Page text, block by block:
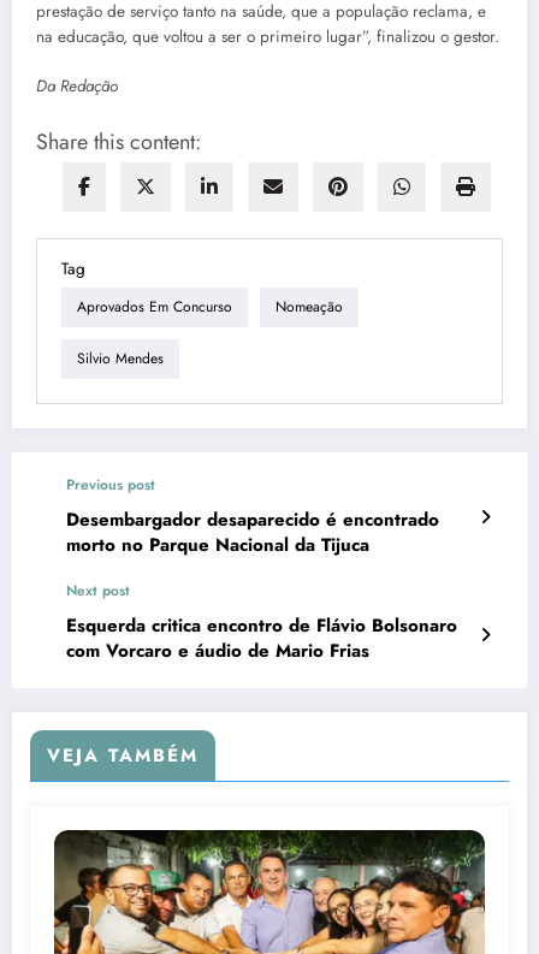
prestação de serviço tanto na saúde, que a população reclama, e
na educação, que voltou a ser o primeiro lugar”, finalizou o gestor.
Da Redação
Share this content:
Tag
Aprovados Em Concurso Nomeação
Silvio Mendes
Previous post
Desembargador desaparecido é encontrado
morto no Parque Nacional da Tijuca
Next post
Esquerda critica encontro de Flávio Bolsonaro
com Vorcaro e áudio de Mario Frias
VEJA TAMBÉM